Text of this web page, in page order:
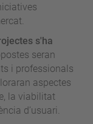
s'ha
seran
i professionals
aspectes
la viabilitat
d’usuari.